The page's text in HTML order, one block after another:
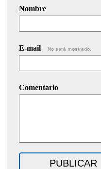
Nombre
E-mail No será mostrado.
Comentario